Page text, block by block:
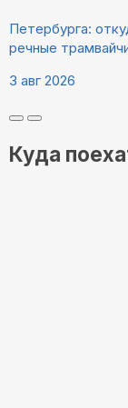
Петербурга:
речные
3 авг 2026
Куда